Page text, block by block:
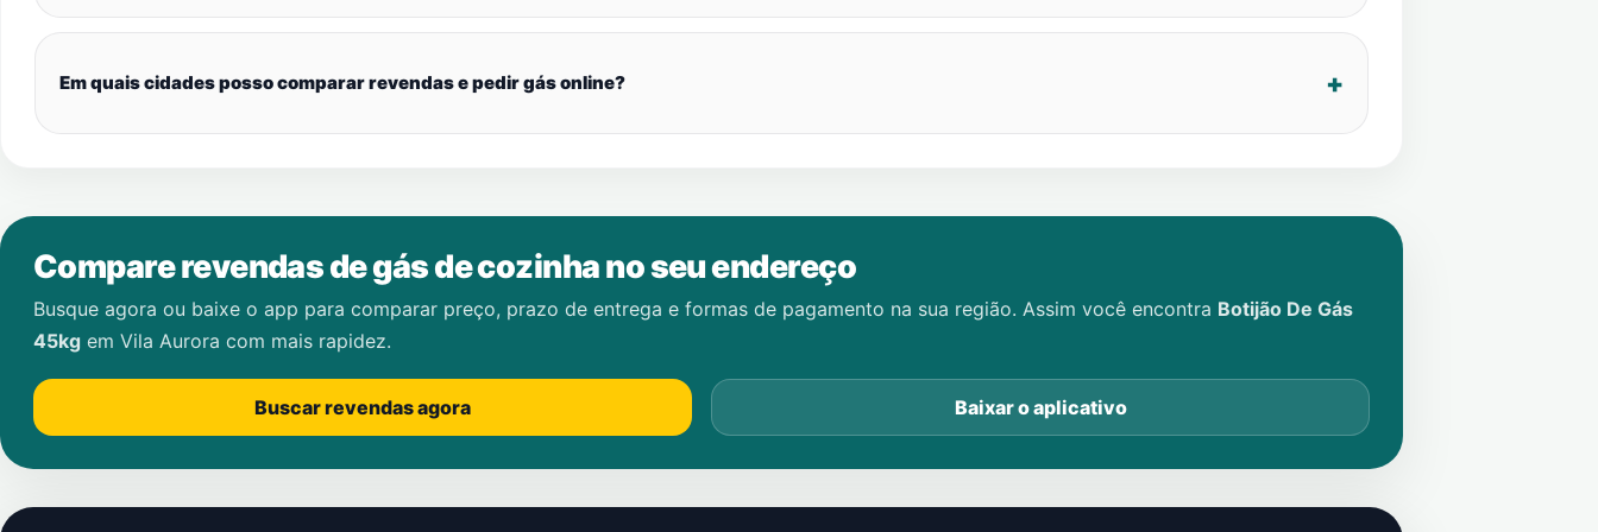
Em quais cidades posso comparar revendas e pedir gás online?
Compare revendas de gás de cozinha no seu endereço
Busque agora ou baixe o app para comparar preço, prazo de entrega e formas de pagamento na sua região. Assim você encontra Botijão De Gás
45kg em Vila Aurora com mais rapidez.
Buscar revendas agora Baixar o aplicativo